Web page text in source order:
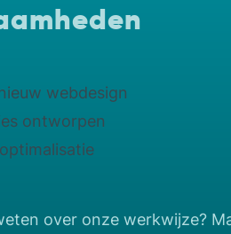
webdesign
ontworpen
over onze werkwijze?